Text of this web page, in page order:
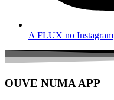
A FLUX no Instagram
OUVE NUMA APP